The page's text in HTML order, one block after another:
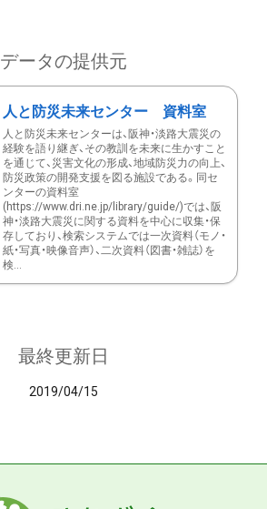
データの提供元
人と防災未来センター 資料室
人と防災未来センターは、阪神・淡路大震災の
経験を語り継ぎ、その教訓を未来に生かすこと
を通じて、災害文化の形成、地域防災力の向上、
防災政策の開発支援を図る施設である。同セ
ンターの資料室
(https://www.dri.ne.jp/library/guide/)では、阪
神・淡路大震災に関する資料を中心に収集・保
存しており、検索システムでは一次資料（モノ・
紙・写真・映像音声）、二次資料（図書・雑誌）を
検...
最終更新日
2019/04/15